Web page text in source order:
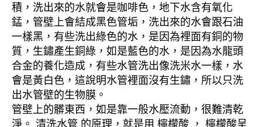
積，洗出來的水就會是咖啡色，地下水含有氧化
錳，管壁上會結成黑色管垢，洗出來的水會跟石油
一樣黑，有些洗出綠色的水，是因為裡面有銅的物
質，生鏽產生銅綠，如是藍色的水，是因為水龍頭
合金的養化造成，有些水管洗出像洗米水一樣，水
會是黃白色，這說明水管裡面沒有生鏽，所以只洗
出水管壁的生物膜。
管壁上的髒東西，如是靠一般水壓流動，很難清乾
淨。 清洗水管 的原理，就是用 檸檬酸 ， 檸檬酸呈